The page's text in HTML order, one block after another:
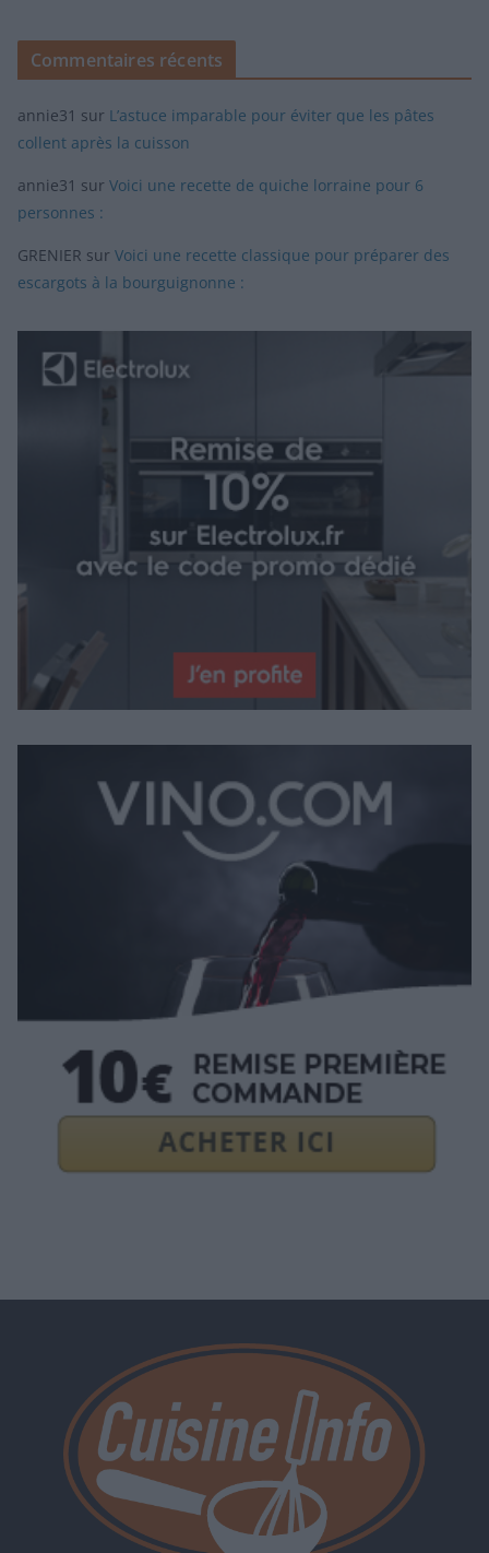
Commentaires récents
annie31 sur L’astuce imparable pour éviter que les pâtes
collent après la cuisson
annie31 sur Voici une recette de quiche lorraine pour 6
personnes :
GRENIER sur Voici une recette classique pour préparer des
escargots à la bourguignonne :